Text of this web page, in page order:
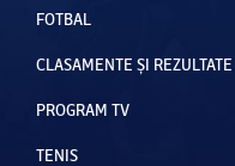
FOTBAL
CLASAMENTE ȘI REZULTATE
PROGRAM TV
TENIS